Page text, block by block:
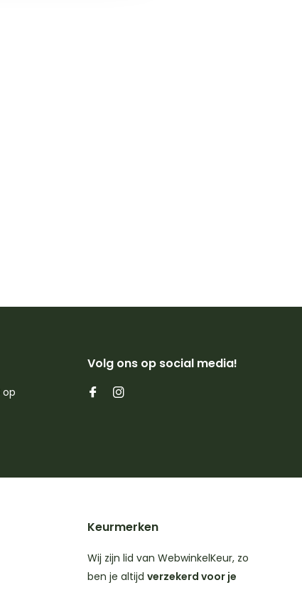
op
Volg ons op social media!
Keurmerken
Wij zijn lid van WebwinkelKeur, zo
ben je altijd verzekerd voor je